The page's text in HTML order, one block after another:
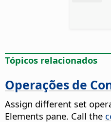
Tópicos relacionados
Operações de
Assign different set
Elements pane. Call the